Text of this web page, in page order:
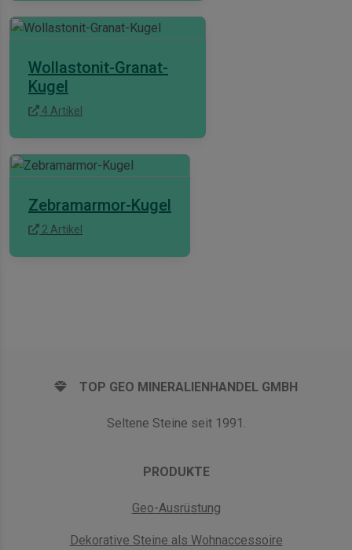
Wollastonit-Granat-
Kugel
4 Artikel
Zebramarmor-Kugel
2 Artikel
TOP GEO MINERALIENHANDEL GMBH
Seltene Steine seit 1991.
PRODUKTE
Geo-Ausrüstung
Dekorative Steine als Wohnaccessoire